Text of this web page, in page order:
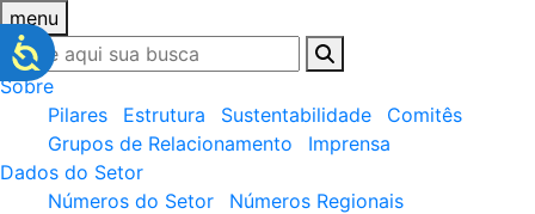
menu
Sobre
Pilares
Estrutura Sustentabilidade
Comitês
Grupos de Relacionamento
Imprensa
Dados do Setor
Números do Setor
Números Regionais